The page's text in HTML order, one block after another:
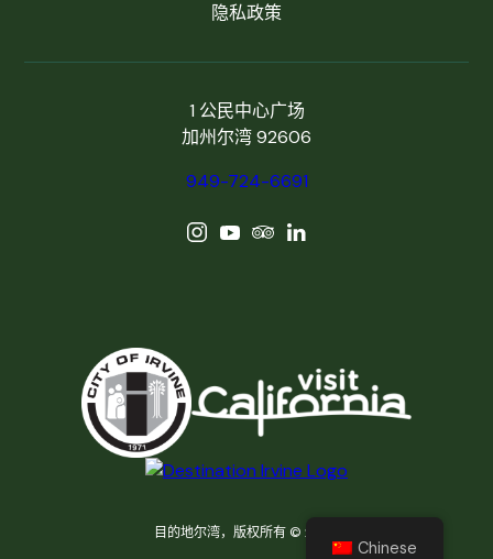
隐私政策
1 公民中心广场
加州尔湾 92606
949-724-6691
目的地尔湾，版权所有 © 2026
Chinese